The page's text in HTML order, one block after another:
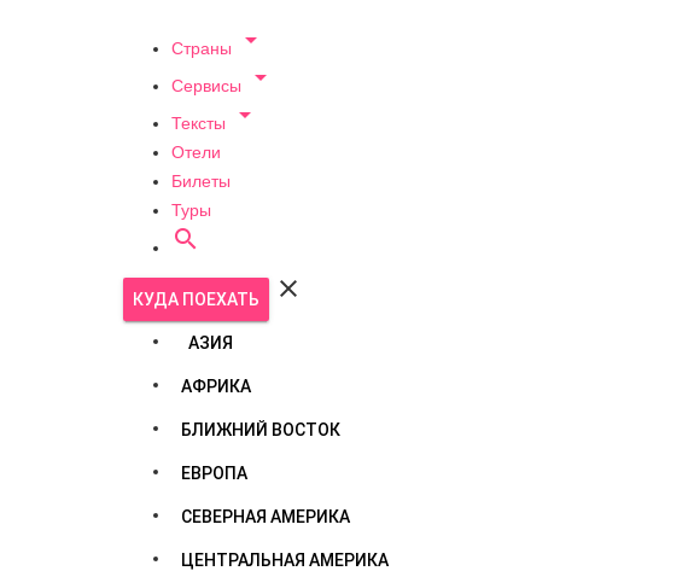
Страны 
Сервисы 
Тексты 
Отели
Билеты
Туры

КУДА ПОЕХАТЬ 
АЗИЯ
АФРИКА
БЛИЖНИЙ ВОСТОК
ЕВРОПА
СЕВЕРНАЯ АМЕРИКА
ЦЕНТРАЛЬНАЯ АМЕРИКА